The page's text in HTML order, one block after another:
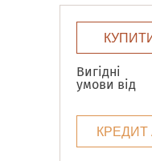
Вигідні
умови від